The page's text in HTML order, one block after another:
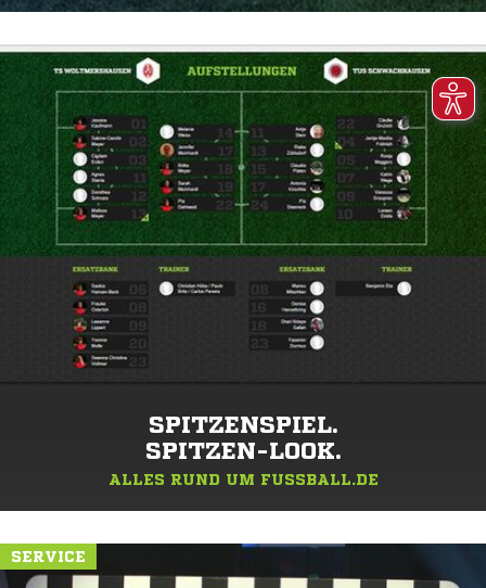
SPITZENSPIEL.
SPITZEN-LOOK.
ALLES RUND UM FUSSBALL.DE
SERVICE